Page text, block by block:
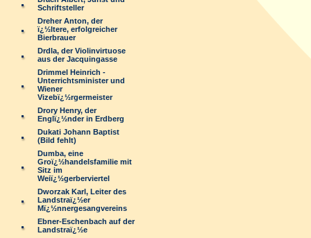
Schriftsteller
Dreher Anton, der
ï¿½ltere, erfolgreicher
Bierbrauer
Drdla, der Violinvirtuose
aus der Jacquingasse
Drimmel Heinrich -
Unterrichtsminister und
Wiener
Vizebï¿½rgermeister
Drory Henry, der
Englï¿½nder in Erdberg
Dukati Johann Baptist
(Bild fehlt)
Dumba, eine
Groï¿½handelsfamilie mit
Sitz im
Weiï¿½gerberviertel
Dworzak Karl, Leiter des
Landstraï¿½er
Mï¿½nnergesangvereins
Ebner-Eschenbach auf der
Landstraï¿½e